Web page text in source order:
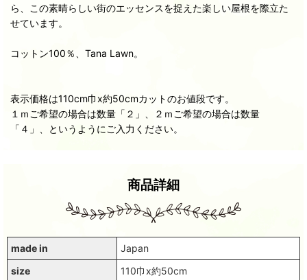
ら、この素晴らしい街のエッセンスを捉えた楽しい屋根を際立た
せています。
コットン100％、Tana Lawn。
表示価格は110cm巾x約50cmカットのお値段です。
１ｍご希望の場合は数量「２」、２ｍご希望の場合は数量
「４」、というようにご入力ください。
商品詳細
made in
Japan
size
110巾x約50cm